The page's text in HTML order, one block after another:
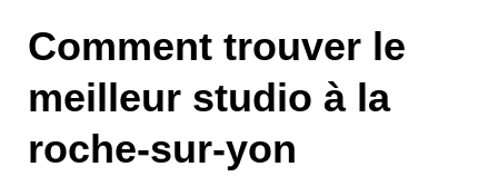
Comment trouver le
meilleur studio à la
roche-sur-yon